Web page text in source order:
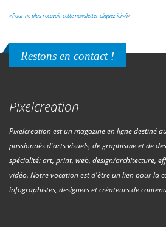
>Pour ne plus recevoir cette newsletter cliquez ici</i>
Restons en contact !
Pixelcreation
Pixelcreation est un magazine en ligne destiné
passionnés d'arts visuels, de graphisme et de
spécialité: art, print, web, design/architecture,
vidéo. Notre vocation est d'être un lien pour la
infographistes, designers et créateurs de